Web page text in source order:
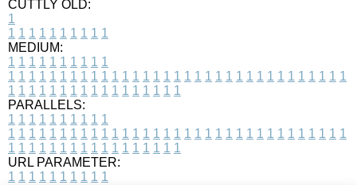
CUTTLY OLD:
1
1 1 1 1 1 1 1 1 1 1
MEDIUM:
1 1 1 1 1 1 1 1 1 1
1 1 1 1 1 1 1 1 1 1 1 1 1 1 1 1 1 1 1 1 1 1 1 1 1 1 1 1 1 1 1 1 1
1 1 1 1 1 1 1 1 1 1 1 1 1 1 1 1 1
PARALLELS:
1 1 1 1 1 1 1 1 1 1
1 1 1 1 1 1 1 1 1 1 1 1 1 1 1 1 1 1 1 1 1 1 1 1 1 1 1 1 1 1 1 1 1
1 1 1 1 1 1 1 1 1 1 1 1 1 1 1 1 1
URL PARAMETER:
1 1 1 1 1 1 1 1 1 1